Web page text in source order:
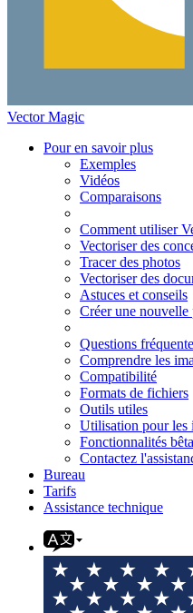
Vector Magic
Pour en savoir plus
Exemples
Vidéos
Comparaisons
Comment utiliser
Vectoriser des
Tracer des photos
Vectoriser des
Astuces et conseils
Créer une nouvelle
Questions
Comprendre les
Compatibilité
Formats de fichiers
Outils utiles
Utilisation pour les
Fonctionnalités bêta
Contactez
Bureau
Tarifs
Assistance technique